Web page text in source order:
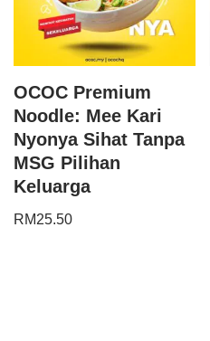
OCOC Premium
Noodle: Mee Kari
Nyonya Sihat Tanpa
MSG Pilihan
Keluarga
RM25.50